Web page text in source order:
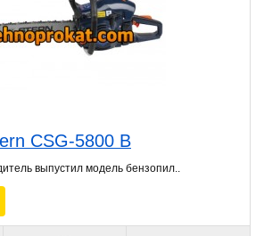
CSG-5800 B
выпустил модель бензопил..